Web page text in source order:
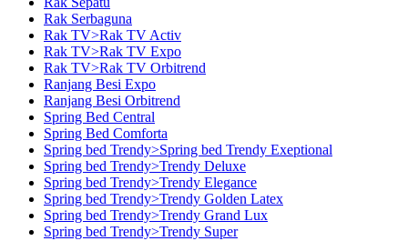
Rak Serbaguna
Rak TV>Rak TV Activ
Rak TV>Rak TV Expo
Rak TV>Rak TV Orbitrend
Ranjang Besi Expo
Ranjang Besi Orbitrend
Spring Bed Central
Spring Bed Comforta
Spring bed Trendy>Spring bed Trendy Exeptional
Spring bed Trendy>Trendy Deluxe
Spring bed Trendy>Trendy Elegance
Spring bed Trendy>Trendy Golden Latex
Spring bed Trendy>Trendy Grand Lux
Spring bed Trendy>Trendy Super